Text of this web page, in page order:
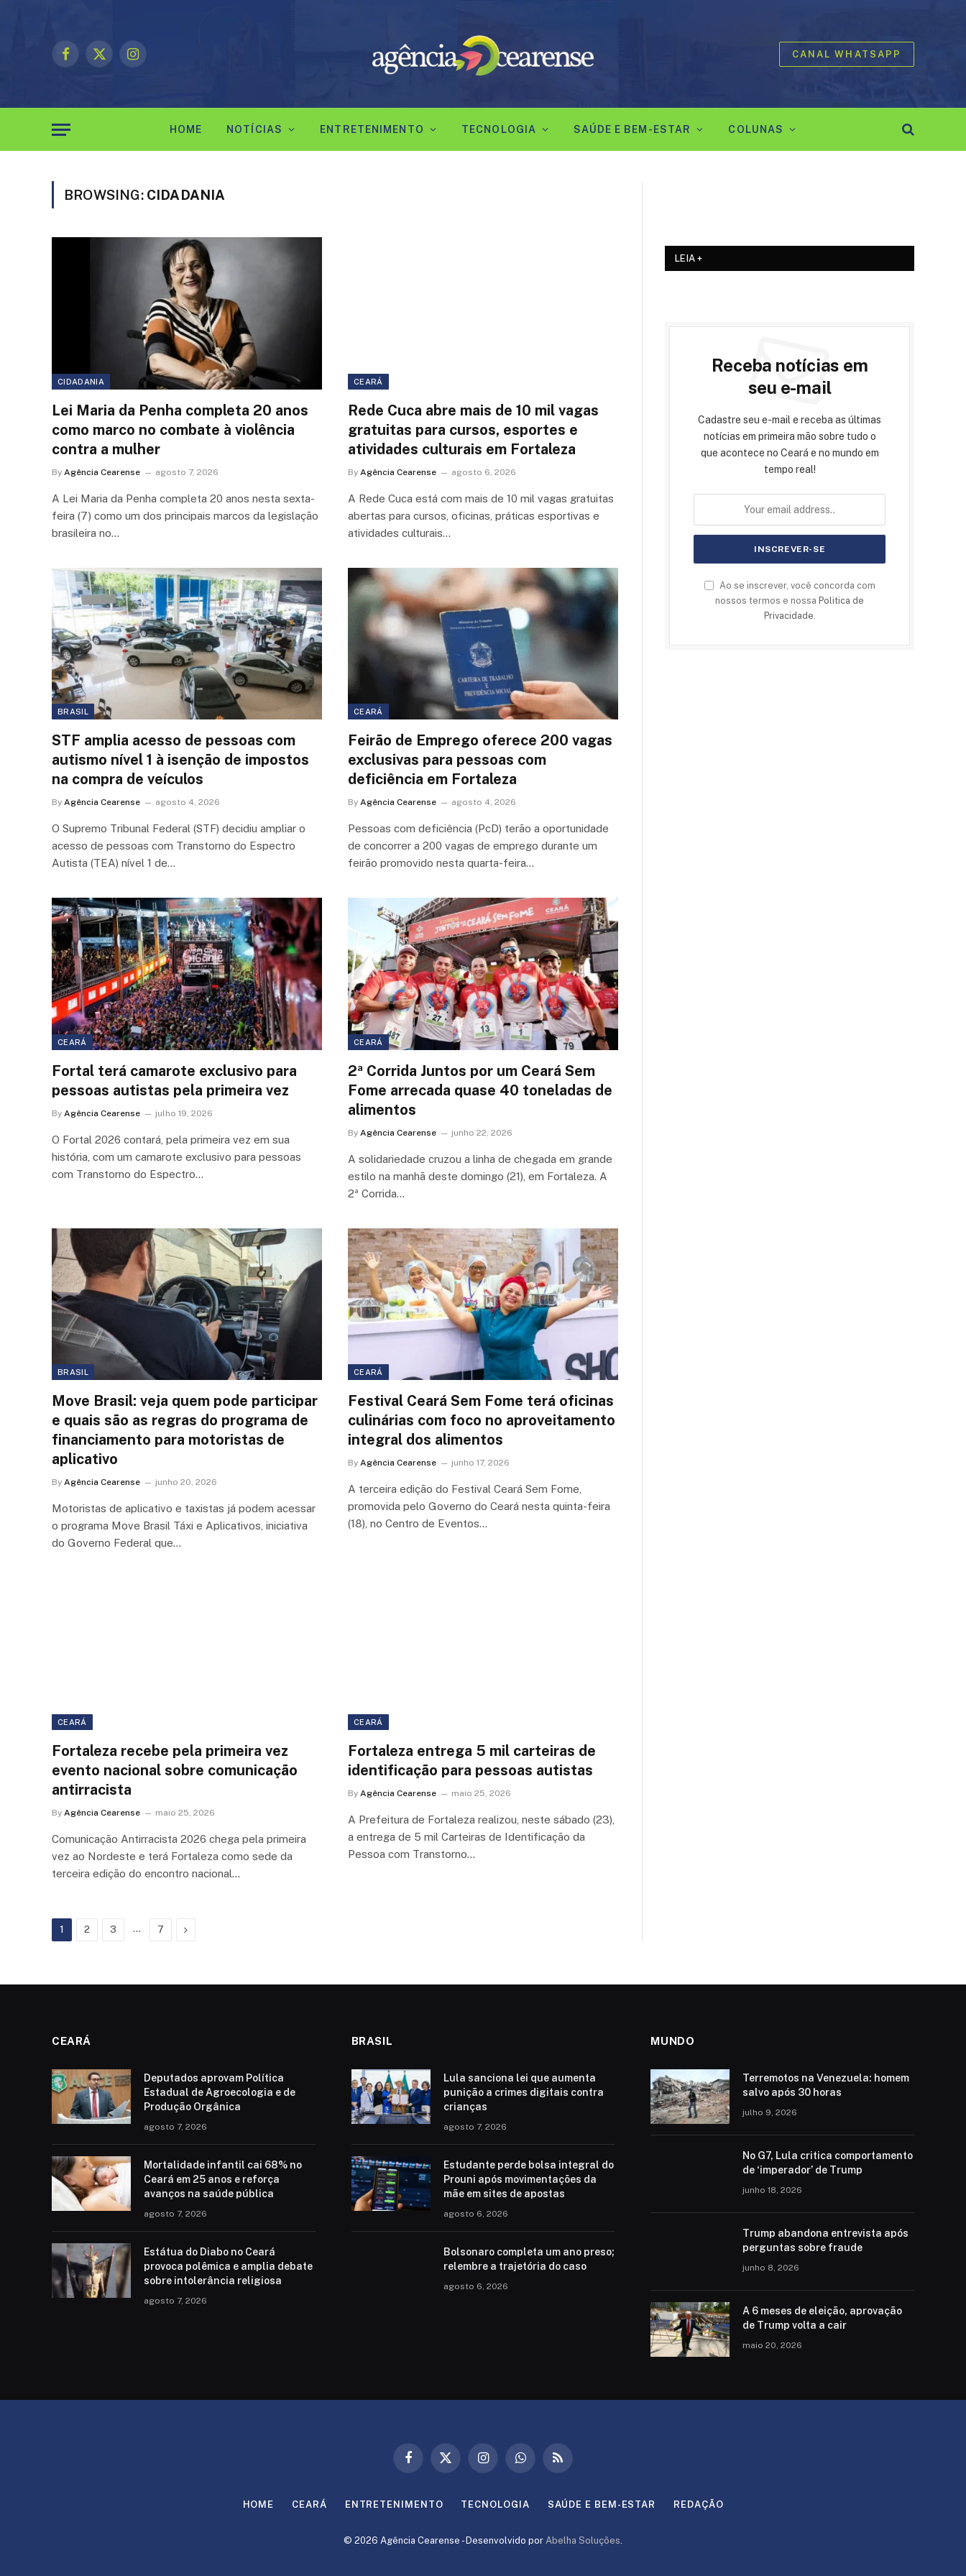
Facebook
X
Instagram
CANAL WHATSAPP
HOME NOTÍCIAS ENTRETENIMENTO TECNOLOGIA SAÚDE E BEM-ESTAR COLUNAS
BROWSING: CIDADANIA
CIDADANIA
Lei Maria da Penha completa 20 anos
como marco no combate à violência
contra a mulher
By Agência Cearense agosto 7, 2026
A Lei Maria da Penha completa 20 anos nesta sexta-
feira (7) como um dos principais marcos da legislação
brasileira no…
CEARÁ
Rede Cuca abre mais de 10 mil vagas
gratuitas para cursos, esportes e
atividades culturais em Fortaleza
By Agência Cearense agosto 6, 2026
A Rede Cuca está com mais de 10 mil vagas gratuitas
abertas para cursos, oficinas, práticas esportivas e
atividades culturais…
BRASIL
STF amplia acesso de pessoas com
autismo nível 1 à isenção de impostos
na compra de veículos
By Agência Cearense agosto 4, 2026
O Supremo Tribunal Federal (STF) decidiu ampliar o
acesso de pessoas com Transtorno do Espectro
Autista (TEA) nível 1 de…
CEARÁ
Feirão de Emprego oferece 200 vagas
exclusivas para pessoas com
deficiência em Fortaleza
By Agência Cearense agosto 4, 2026
Pessoas com deficiência (PcD) terão a oportunidade
de concorrer a 200 vagas de emprego durante um
feirão promovido nesta quarta-feira…
CEARÁ
Fortal terá camarote exclusivo para
pessoas autistas pela primeira vez
By Agência Cearense julho 19, 2026
O Fortal 2026 contará, pela primeira vez em sua
história, com um camarote exclusivo para pessoas
com Transtorno do Espectro…
CEARÁ
2ª Corrida Juntos por um Ceará Sem
Fome arrecada quase 40 toneladas de
alimentos
By Agência Cearense junho 22, 2026
A solidariedade cruzou a linha de chegada em grande
estilo na manhã deste domingo (21), em Fortaleza. A
2ª Corrida…
BRASIL
Move Brasil: veja quem pode participar
e quais são as regras do programa de
financiamento para motoristas de
aplicativo
By Agência Cearense junho 20, 2026
Motoristas de aplicativo e taxistas já podem acessar
o programa Move Brasil Táxi e Aplicativos, iniciativa
do Governo Federal que…
CEARÁ
Festival Ceará Sem Fome terá oficinas
culinárias com foco no aproveitamento
integral dos alimentos
By Agência Cearense junho 17, 2026
A terceira edição do Festival Ceará Sem Fome,
promovida pelo Governo do Ceará nesta quinta-feira
(18), no Centro de Eventos…
CEARÁ
Fortaleza recebe pela primeira vez
evento nacional sobre comunicação
antirracista
By Agência Cearense maio 25, 2026
Comunicação Antirracista 2026 chega pela primeira
vez ao Nordeste e terá Fortaleza como sede da
terceira edição do encontro nacional…
CEARÁ
Fortaleza entrega 5 mil carteiras de
identificação para pessoas autistas
By Agência Cearense maio 25, 2026
A Prefeitura de Fortaleza realizou, neste sábado (23),
a entrega de 5 mil Carteiras de Identificação da
Pessoa com Transtorno…
1 2 3 … 7 Next
LEIA +
Receba notícias em
seu e-mail
Cadastre seu e-mail e receba as últimas
notícias em primeira mão sobre tudo o
que acontece no Ceará e no mundo em
tempo real!
Ao se inscrever, você concorda com
nossos termos e nossa Politica de
Privacidade.
CEARÁ
Deputados aprovam Política
Estadual de Agroecologia e de
Produção Orgânica
agosto 7, 2026
Mortalidade infantil cai 68% no
Ceará em 25 anos e reforça
avanços na saúde pública
agosto 7, 2026
Estátua do Diabo no Ceará
provoca polêmica e amplia debate
sobre intolerância religiosa
agosto 7, 2026
BRASIL
Lula sanciona lei que aumenta
punição a crimes digitais contra
crianças
agosto 7, 2026
Estudante perde bolsa integral do
Prouni após movimentações da
mãe em sites de apostas
agosto 6, 2026
Bolsonaro completa um ano preso;
relembre a trajetória do caso
agosto 6, 2026
MUNDO
Terremotos na Venezuela: homem
salvo após 30 horas
julho 9, 2026
No G7, Lula critica comportamento
de ‘imperador’ de Trump
junho 18, 2026
Trump abandona entrevista após
perguntas sobre fraude
junho 8, 2026
A 6 meses de eleição, aprovação
de Trump volta a cair
maio 20, 2026
Facebook
X
InstagramWhatsAppRSS
HOME CEARÁ ENTRETENIMENTO TECNOLOGIA SAÚDE E BEM-ESTAR REDAÇÃO
© 2026 Agência Cearense - Desenvolvido por Abelha Soluções